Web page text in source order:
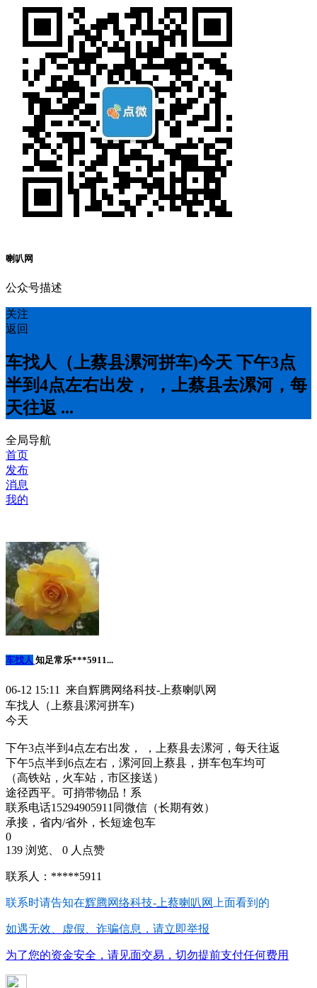
喇叭网
公众号描述
关注
返回
车找人（上蔡县漯河拼车)今天 下午3点
半到4点左右出发， ，上蔡县去漯河，每
天往返 ...
全局导航
首页
发布
消息
我的
车找人 知足常乐***5911...
06-12 15:11 来自辉腾网络科技-上蔡喇叭网
车找人（上蔡县漯河拼车)
今天
下午3点半到4点左右出发， ，上蔡县去漯河，每天往返
下午5点半到6点左右，漯河回上蔡县，拼车包车均可
（高铁站，火车站，市区接送）
途径西平。可捎带物品！系
联系电话15294905911同微信（长期有效）
承接，省内/省外，长短途包车
0
139 浏览、 0 人点赞
联系人：*****5911
联系时请告知在辉腾网络科技-上蔡喇叭网 上面看到的
如遇无效、虚假、诈骗信息，请立即举报
为了您的资金安全，请见面交易，切勿提前支付任何费用